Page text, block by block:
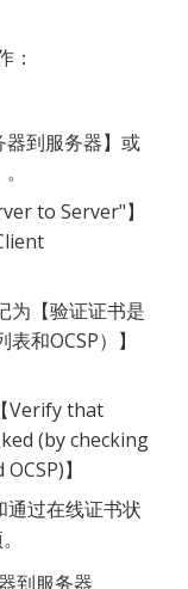
：
到服务器】或
to Server"】
为【验证证书是
和OCSP）】
Verify that
(by checking
】
通过在线证书状
到服务器